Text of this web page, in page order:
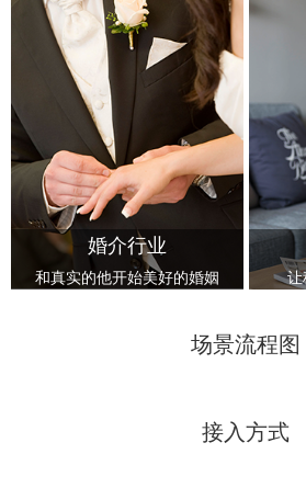
婚介行业
和真实的他开始美好的婚姻 让
场景流程图
接入方式